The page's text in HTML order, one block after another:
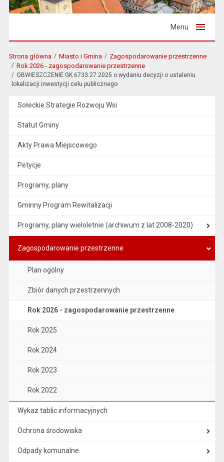
Menu
Strona główna Miasto i Gmina
Zagospodarowanie przestrzenne
Rok 2026 - zagospodarowanie przestrzenne
OBWIESZCZENIE GK 6733.27.2025 o wydaniu decyzji o ustaleniu
lokalizacji inwestycji celu publicznego
Sołeckie Strategie Rozwoju Wsi
Statut Gminy
Akty Prawa Miejscowego
Petycje
Programy, plany
Gminny Program Rewitalizacji
Programy, plany wieloletnie (archiwum z lat 2008-2020)
Zagospodarowanie przestrzenne
Plan ogólny
Zbiór danych przestrzennych
Rok 2026 - zagospodarowanie przestrzenne
Rok 2025
Rok 2024
Rok 2023
Rok 2022
Wykaz tablic informacyjnych
Ochrona środowiska
Odpady komunalne